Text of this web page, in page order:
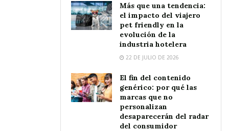
Más que una tendencia:
el impacto del viajero
pet friendly en la
evolución de la
industria hotelera
22 DE JULIO DE 2026
El fin del contenido
genérico: por qué las
marcas que no
personalizan
desaparecerán del radar
del consumidor